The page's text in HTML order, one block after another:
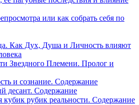
или как собрать себя по
Как Дух, Душа и Личность влияют
Звездного Племени. Пролог и
и сознание. Содержание
десант. Содержание
кубик рубик реальности. Содержание